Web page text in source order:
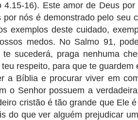
4.15-16). Este amor de Deus
por nós é demonstrado pelo seu
exemplos deste cuidado,
medos. No Salmo 91,
te sucederá, praga nenhuma
respeito, para que te
a Bíblia e procurar viver em
o Senhor possuem a
cristão é tão grande que Ele
do que ver alguém prejudicar